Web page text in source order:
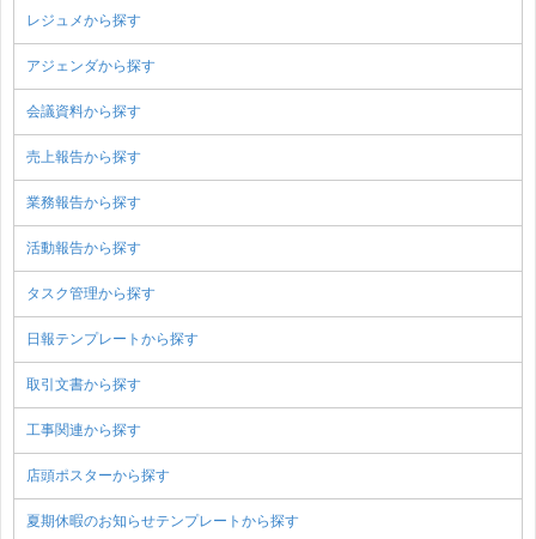
レジュメから探す
アジェンダから探す
会議資料から探す
売上報告から探す
業務報告から探す
活動報告から探す
タスク管理から探す
日報テンプレートから探す
取引文書から探す
工事関連から探す
店頭ポスターから探す
夏期休暇のお知らせテンプレートから探す